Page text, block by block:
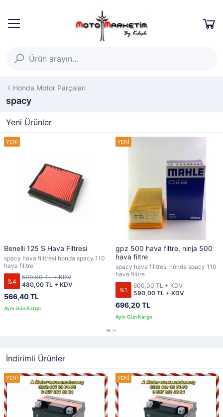
Honda Motor Parçaları
spacy
Yeni Ürünler
Benelli 125 S Hava Filtresi
spacy hava filitresi honda spacy 110
hava filitre
%4
566,40 TL
480,00 TL + KDV
500,00 TL + KDV
gpz 500 hava filtre, ninja 500
hava filtre
spacy hava filitresi honda spacy 110
hava filitre
%1
696,20 TL
590,00 TL + KDV
600,00 TL + KDV
İndirimli Ürünler